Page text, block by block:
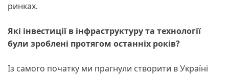
ринках.
Які інвестиції в інфраструктуру та технології
були зроблені протягом останніх років?
Із самого початку ми прагнули створити в Україні